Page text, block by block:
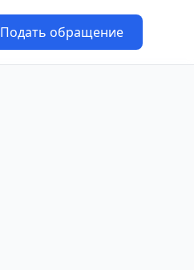
Подать обращение